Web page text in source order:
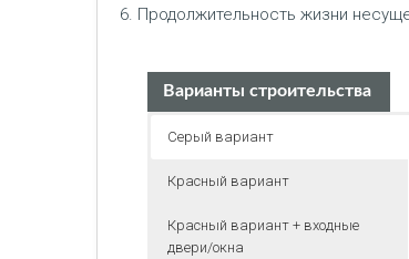
6. Продолжительность жизни
Варианты строительства
Серый вариант
Красный вариант
Красный вариант + входные
двери/окна